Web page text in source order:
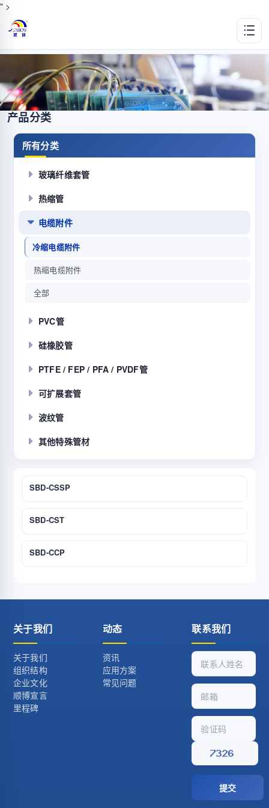
" >
产品分类
所有分类
玻璃纤维套管
热缩管
电缆附件
冷缩电缆附件
热缩电缆附件
全部
PVC管
硅橡胶管
PTFE / FEP / PFA / PVDF管
可扩展套管
波纹管
其他特殊管材
SBD-CSSP
SBD-CST
SBD-CCP
关于我们
关于我们
组织结构
企业文化
顺博宣言
里程碑
动态
资讯
应用方案
常见问题
联系我们
提交